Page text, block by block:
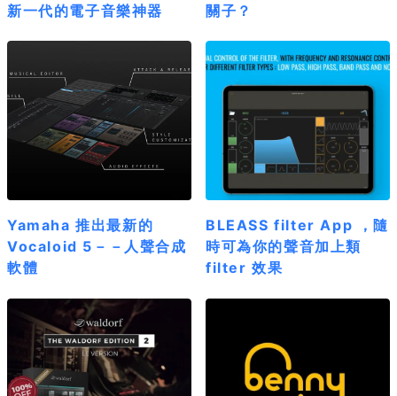
新一代的電子音樂神器
關子？
Yamaha 推出最新的
Vocaloid 5－－人聲合成
軟體
BLEASS filter App ，隨
時可為你的聲音加上類
filter 效果